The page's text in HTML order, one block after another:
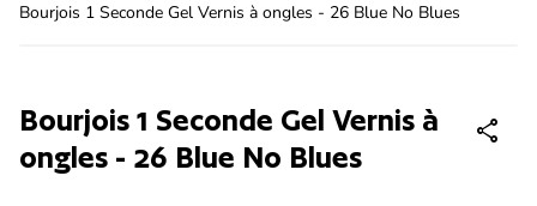
Bourjois 1 Seconde Gel Vernis à ongles - 26 Blue No Blues
Bourjois 1 Seconde Gel Vernis à
ongles - 26 Blue No Blues
share